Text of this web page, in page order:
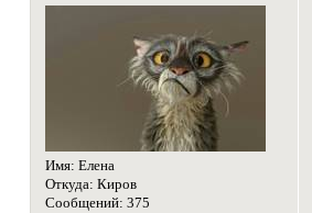
Имя: Елена
Откуда: Киров
Сообщений: 375